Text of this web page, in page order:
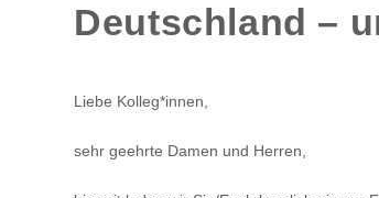
Deutschland –
Liebe Kolleg*innen,
sehr geehrte Damen und Herren,